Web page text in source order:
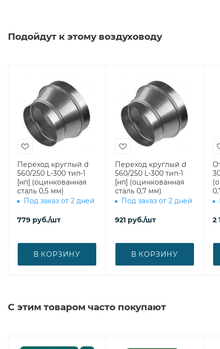
Подойдут к этому воздуховоду
Переход круглый d
560/250 L-300 тип-1
[нп] (оцинкованная
сталь 0,5 мм)
Под заказ от 2 дней
779 руб./шт
В КОРЗИНУ
Переход круглый d
560/250 L-300 тип-1
[нп] (оцинкованная
сталь 0,7 мм)
Под заказ от 2 дней
921 руб./шт
В КОРЗИНУ
2
С этим товаром часто покупают